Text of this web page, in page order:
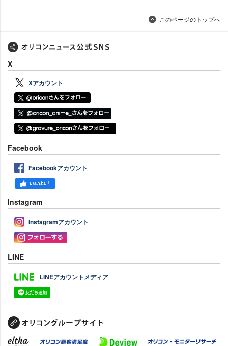
このページのトップへ
X
Xアカウント
Facebook
Facebookアカウント
Instagram
Instagramアカウント
LINE
LINEアカウントメディア